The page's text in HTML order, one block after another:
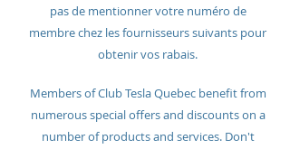
pas de mentionner votre numéro de
membre chez les fournisseurs suivants pour
obtenir vos rabais.
Members of Club Tesla Quebec benefit from
numerous special offers and discounts on a
number of products and services. Don't